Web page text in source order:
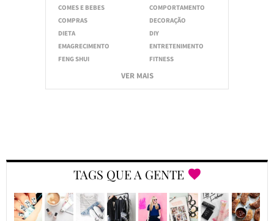
COMES E BEBES
COMPORTAMENTO
COMPRAS
DECORAÇÃO
DIETA
DIY
EMAGRECIMENTO
ENTRETENIMENTO
FENG SHUI
FITNESS
VER MAIS
TAGS QUE A GENTE